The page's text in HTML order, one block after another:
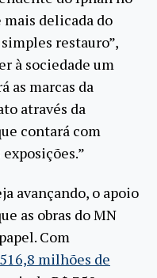
mais delicada do
restauro”,
à sociedade um
as marcas da
através da
contará com
avançando, o apoio
as obras do MN
Com
milhões de